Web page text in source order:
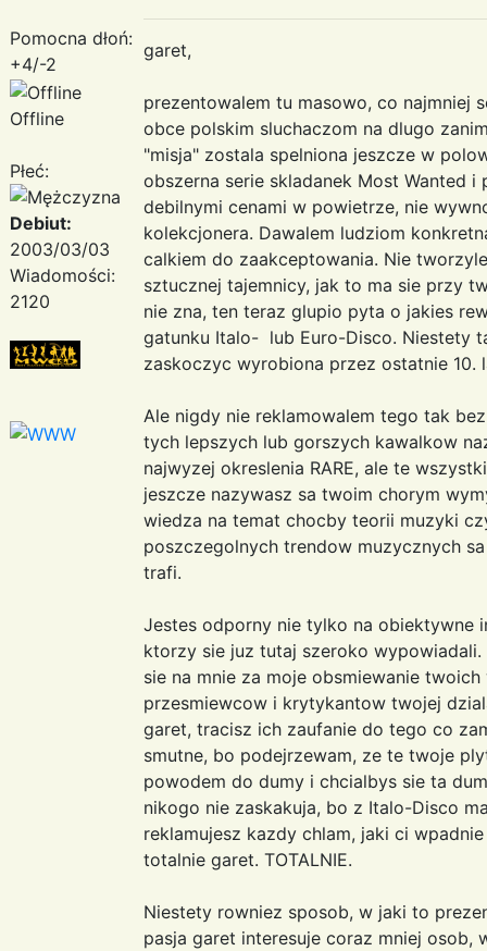
Pomocna dłoń:
+4/-2
Offline
Płeć:
Debiut:
2003/03/03
Wiadomości:
2120
garet,
prezentowalem tu masowo, co najmniej
obce polskim sluchaczom na dlugo
"misja" zostala spelniona jeszcze w
obszerna serie skladanek Most Wanted
debilnymi cenami w powietrze, nie
kolekcjonera. Dawalem ludziom
calkiem do zaakceptowania. Nie
sztucznej tajemnicy, jak to ma sie przy
nie zna, ten teraz glupio pyta o jakies
gatunku Italo- lub Euro-Disco. Niestety
zaskoczyc wyrobiona przez ostatnie 10.
Ale nigdy nie reklamowalem tego tak
tych lepszych lub gorszych kawalkow
najwyzej okreslenia RARE, ale te
jeszcze nazywasz sa twoim chorym
wiedza na temat chocby teorii muzyki
poszczegolnych trendow muzycznych
trafi.
Jestes odporny nie tylko na obiektywne
ktorzy sie juz tutaj szeroko
sie na mnie za moje obsmiewanie
przesmiewcow i krytykantow twojej
garet, tracisz ich zaufanie do tego co
smutne, bo podejrzewam, ze te twoje
powodem do dumy i chcialbys sie ta
nikogo nie zaskakuja, bo z Italo-Disco
reklamujesz kazdy chlam, jaki ci
totalnie garet. TOTALNIE.
Niestety rowniez sposob, w jaki to
pasja garet interesuje coraz mniej